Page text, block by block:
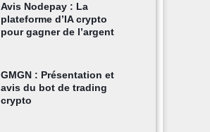
Avis Nodepay : La
plateforme d’IA crypto
pour gagner de l’argent
GMGN : Présentation et
avis du bot de trading
crypto